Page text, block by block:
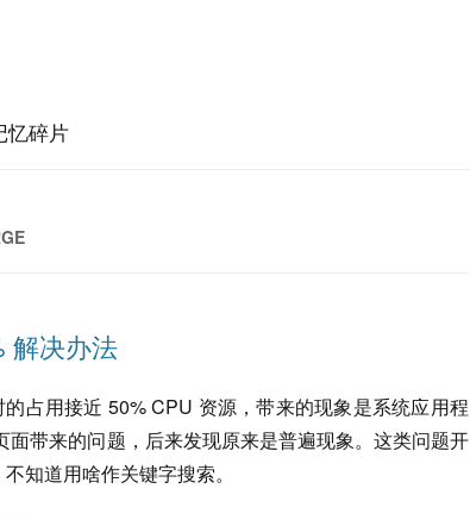
忆碎片
解决办法
占用接近 50% CPU 资源，带来的现象是系统应用程
面带来的问题，后来发现原来是普遍现象。这类问题开
知道用啥作关键字搜索。